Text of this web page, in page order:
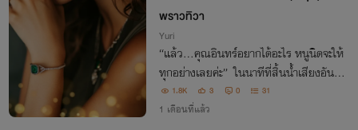
พราวทิวา
Yuri
“แล้ว...คุณอินทร์อยากได้อะไร หนูนิดจะให้
ทุกอย่างเลยค่ะ” ในนาทีที่สิ้นน้ำเสียงอันสด
ใส ร่างผอมเพรียวของหญิงสาววัยสิบเก้าปี
ก็ถูกประคองลงบนเตียงนอนอันหนานุ่ม
1.8K 3 0 31
1 เดือนที่แล้ว